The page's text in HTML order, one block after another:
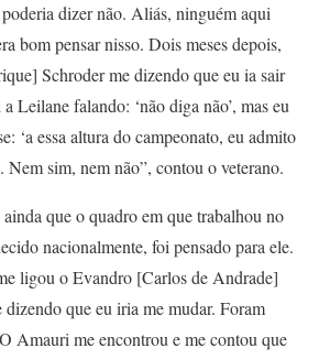
dizer não. Aliás, ninguém aqui
bom pensar nisso. Dois meses depois,
Schroder me dizendo que eu ia sair
Leilane falando: ‘não diga não’, mas eu
‘a essa altura do campeonato, eu admito
Nem sim, nem não”, contou o veterano.
que o quadro em que trabalhou no
nacionalmente, foi pensado para ele.
ligou o Evandro [Carlos de Andrade]
dizendo que eu iria me mudar. Foram
Amauri me encontrou e me contou que